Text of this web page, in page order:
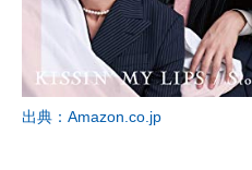
出典：Amazon.co.jp